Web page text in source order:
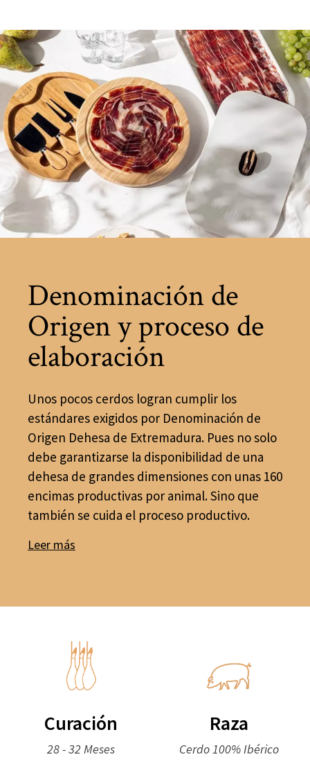
Denominación de
Origen y proceso de
elaboración
Unos pocos cerdos logran cumplir los
estándares exigidos por Denominación de
Origen Dehesa de Extremadura. Pues no solo
debe garantizarse la disponibilidad de una
dehesa de grandes dimensiones con unas 160
encimas productivas por animal. Sino que
también se cuida el proceso productivo.
Leer más
Curación
28 - 32 Meses
Raza
Cerdo 100% Ibérico